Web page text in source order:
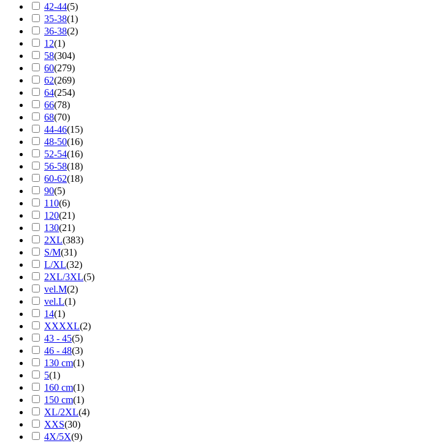
42-44(5)
35-38(1)
36-38(2)
12(1)
58(304)
60(279)
62(269)
64(254)
66(78)
68(70)
44-46(15)
48-50(16)
52-54(16)
56-58(18)
60-62(18)
90(5)
110(6)
120(21)
130(21)
2XL(383)
S/M(31)
L/XL(32)
2XL/3XL(5)
vel.M(2)
vel.L(1)
14(1)
XXXXL(2)
43 - 45(5)
46 - 48(3)
130 cm(1)
5(1)
160 cm(1)
150 cm(1)
XL/2XL(4)
XXS(30)
4X/5X(9)